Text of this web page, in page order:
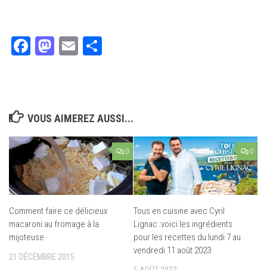
Facebook
Mastodon
Email
VOUS AIMEREZ AUSSI...
0
Comment faire ce délicieux
macaroni au fromage à la
mijoteuse
21 DÉCEMBRE 2015
0
Tous en cuisine avec Cyril
Lignac :voici les ingrédients
pour les recettes du lundi 7 au
vendredi 11 août 2023